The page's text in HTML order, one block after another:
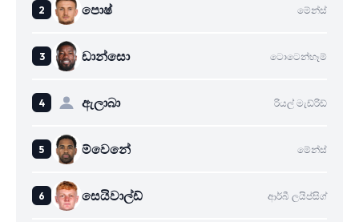
පොෂ් මේන්ස්
ඩාන්සො ටොටෙන්හෑම්
ඇලාබා රියල් මැඩ්රිඩ්
ම්වෙනේ මේන්ස්
සෙයිවාල්ඩ් ආර්බී ලයිප්සිග්